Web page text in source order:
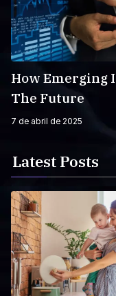
How Emerging
The Future
7 de abril de 2025
Latest Posts